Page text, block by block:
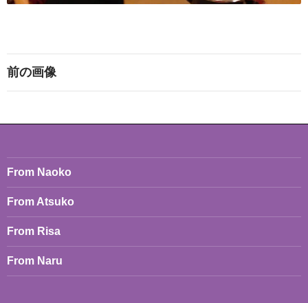
前の画像
From Naoko
From Atsuko
From Risa
From Naru